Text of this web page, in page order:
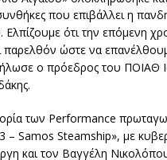
συνθήκες που επιβάλλει η
ότι την επόμενη
παρελθόν ώστε να
ο πρόεδρος του ΠΟΙΑΘ
των Performance
– Samos Steamship», με
και τον Βαγγέλη